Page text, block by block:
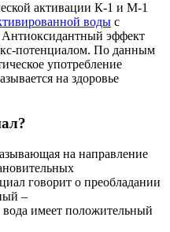
активации К-1 и М-1
воды с
эффект
потенциалом. По данным
употребление
на здоровье
на направление
говорит о преобладании
–
имеет положительный